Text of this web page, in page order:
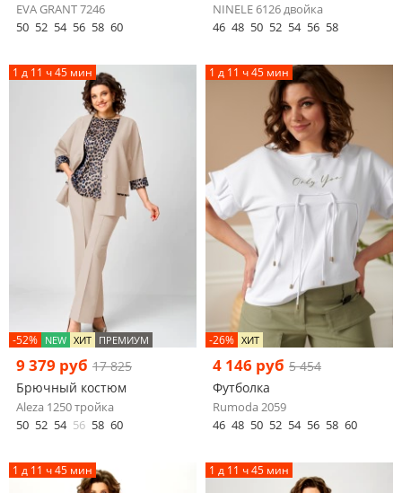
EVA GRANT 7246
50 52 54 56 58 60
NINELE 6126 двойка
46 48 50 52 54 56 58
1 д 11 ч 45 мин
-52% NEW ХИТ ПРЕМИУМ
9 379 руб 17 825
Брючный костюм
Aleza 1250 тройка
50 52 54 56 58 60
1 д 11 ч 45 мин
-26% ХИТ
4 146 руб 5 454
Футболка
Rumoda 2059
46 48 50 52 54 56 58 60
1 д 11 ч 45 мин 1 д 11 ч 45 мин